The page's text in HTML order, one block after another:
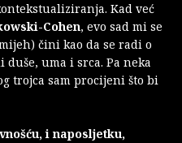
Kad već
Cohen, evo sad mi se
čini kao da se radi o
uma i srca. Pa neka
trojca sam procijeni što bi
i naposljetku,